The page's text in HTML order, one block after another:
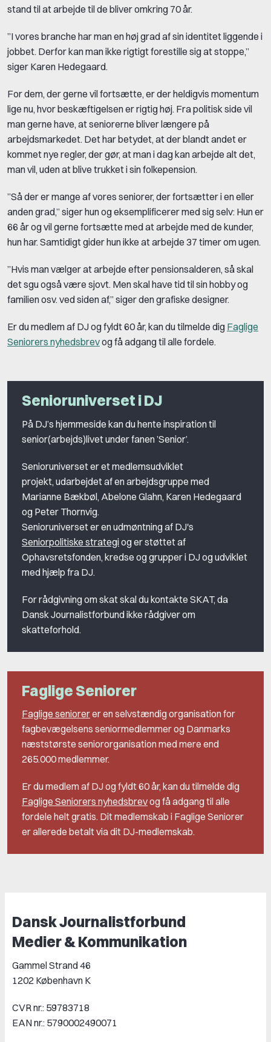
stand til at arbejde til de bliver omkring 70 år.
”I vores branche har man en høj grad af sin identitet liggende i
jobbet. Derfor kan man ikke rigtigt forestille sig at stoppe,”
siger Karen Hedegaard.
For dem, der gerne vil fortsætte, er der heldigvis momentum
lige nu, hvor beskæftigelsen er rigtig høj. Fra politisk side vil
man gerne have, at seniorerne bliver længere på
arbejdsmarkedet. Det har betydet, at der blandt andet er
kommet nye regler, der gør, at man i dag kan arbejde alt det,
man vil, uden at blive trukket i sin folkepension.
”Så der er mange af vores seniorer, der fortsætter i en eller
anden grad,” siger hun og eksemplificerer med sig selv: Hun er
66 år og vil gerne fortsætte med at arbejde med de kunder,
hun har. Samtidigt gider hun ikke at arbejde 37 timer om ugen.
”Hvis man vælger at arbejde efter pensionsalderen, så skal
det sgu også være sjovt. Men skal have tid til sin hobby og
familien osv. ved siden af,” siger den grafiske designer.
Er du medlem af DJ og fyldt 60 år, kan du tilmelde dig Faglige
Seniorers nyhedsbrevog få adgang til alle fordele.
Senioruniverset i DJ
På DJ’s hjemmeside kan du hente inspiration til
senior(arbejds)livet under fanen ’Senior’.
Senioruniverset er et medlemsudviklet
projekt, udarbejdet af en arbejdsgruppe med
Marianne Bækbøl, Abelone Glahn, Karen Hedegaard
og Peter Thornvig.
Senioruniverset er en udmøntning af DJ's
Seniorpolitiske strategiog er støttet af
Ophavsretsfonden, kredse og grupper i DJ og udviklet
med hjælp fra DJ.
For rådgivning om skat skal du kontakte SKAT, da
Dansk Journalistforbund ikke rådgiver om
skatteforhold.
Faglige Seniorer
Faglige seniorerer en selvstændig organisation for
fagbevægelsens seniormedlemmer og Danmarks
næststørste seniororganisation med mere end
265.000 medlemmer.
Er du medlem af DJ og fyldt 60 år, kan du tilmelde dig
Faglige Seniorers nyhedsbrevog få adgang til alle
fordele helt gratis. Dit medlemskab i Faglige Seniorer
er allerede betalt via dit DJ-medlemskab.
Dansk Journalistforbund
Medier & Kommunikation
Gammel Strand 46
1202 København K
CVR nr.: 59783718
EAN nr.: 5790002490071